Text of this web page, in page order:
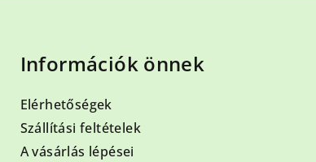
Információk önnek
Elérhetőségek
Szállítási feltételek
A vásárlás lépései